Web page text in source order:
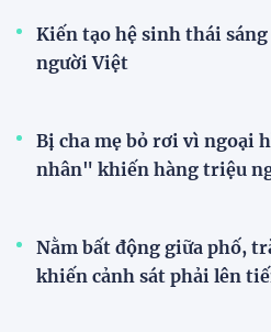
Kiến tạo hệ sinh thái
người Việt
Bị cha mẹ bỏ rơi vì ngoại
nhân" khiến hàng triệu
Nằm bất động giữa phố,
khiến cảnh sát phải lên